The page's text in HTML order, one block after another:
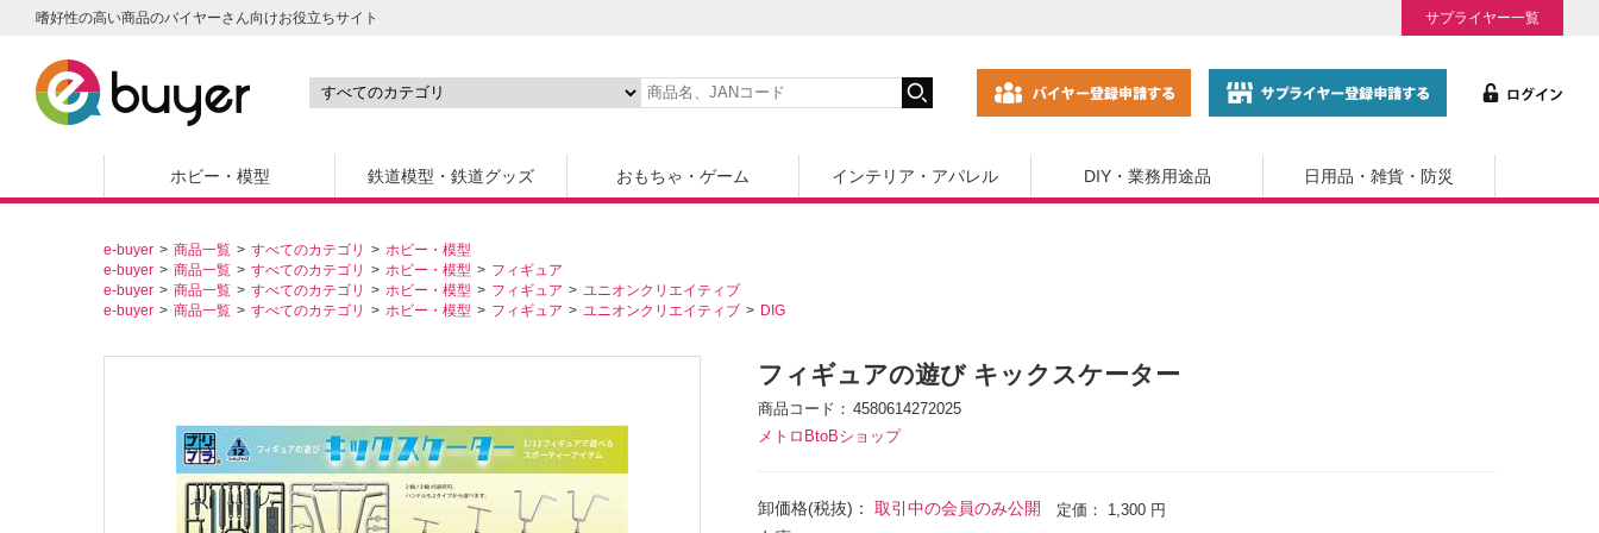
嗜好性の高い商品のバイヤーさん向けお役立ちサイト サプライヤー一覧
ホビー・模型 鉄道模型・鉄道グッズ おもちゃ・ゲーム インテリア・アパレル DIY・業務用途品 日用品・雑貨・防災
e-buyer 商品一覧 すべてのカテゴリ
ホビー・模型
e-buyer
商品一覧 すべてのカテゴリ ホビー・模型
フィギュア
e-buyer
商品一覧 すべてのカテゴリ ホビー・模型 フィギュア
ユニオンクリエイティブ
e-buyer
商品一覧 すべてのカテゴリ ホビー・模型 フィギュア ユニオンクリエイティブ DIG
フィギュアの遊び キックスケーター
商品コード
4580614272025
メトロBtoBショップ
卸価格(税抜)： 取引中の会員のみ公開 定価： 1,300 円